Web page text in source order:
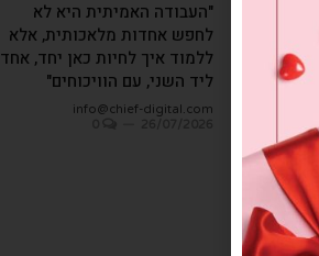
"העבודה האמיתית היא לא
לחפש אחדות מלאכותית, אלא
ללמוד איך לחיות כאן יחד, אחד
ליד השני, עם הוויכוחים"
info@chief-digital.com